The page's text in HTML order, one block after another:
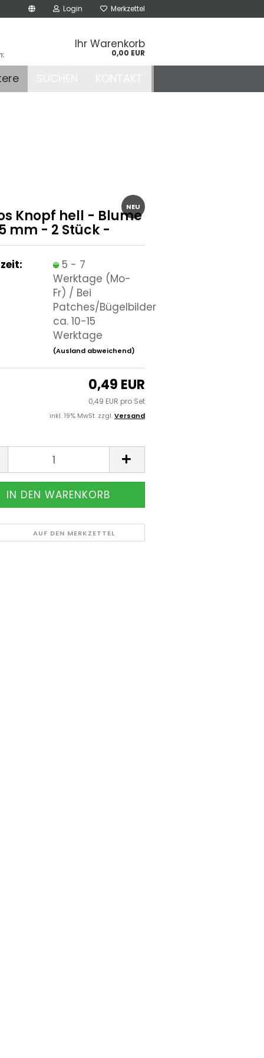
Login Merkzettel
Ihr Warenkorb
0,00 EUR
NEU
Knopf hell - Blume
mm - 2 Stück -
5 - 7
Werktage (Mo-
Fr) / Bei
Patches/Bügelbilder
ca. 10-15
Werktage
(Ausland abweichend)
0,49 EUR
0,49 EUR pro Set
inkl. 19% MwSt. zzgl.Versand
AUF DEN MERKZETTEL